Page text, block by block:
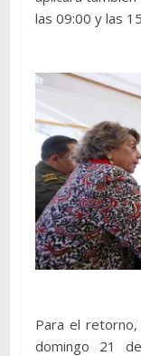
las 09:00 y las
Para el
domingo 21